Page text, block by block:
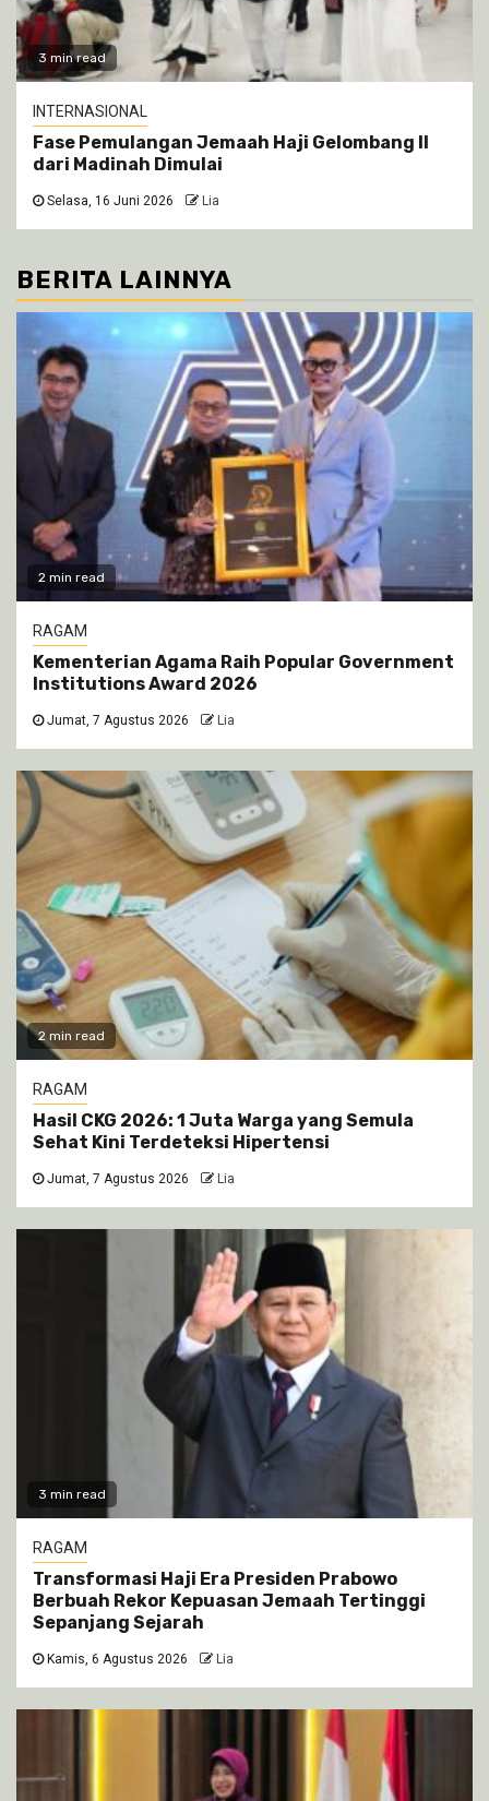
3 min read
INTERNASIONAL
Fase Pemulangan Jemaah Haji Gelombang II
dari Madinah Dimulai
Selasa, 16 Juni 2026 Lia
BERITA LAINNYA
2 min read
RAGAM
Kementerian Agama Raih Popular Government
Institutions Award 2026
Jumat, 7 Agustus 2026 Lia
2 min read
RAGAM
Hasil CKG 2026: 1 Juta Warga yang Semula
Sehat Kini Terdeteksi Hipertensi
Jumat, 7 Agustus 2026 Lia
3 min read
RAGAM
Transformasi Haji Era Presiden Prabowo
Berbuah Rekor Kepuasan Jemaah Tertinggi
Sepanjang Sejarah
Kamis, 6 Agustus 2026 Lia